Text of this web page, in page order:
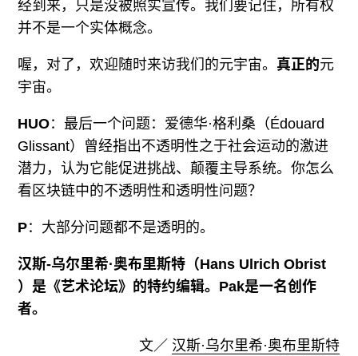
经到来，只是没被照实宣传。我们要记住，所有权
并不是一个实体概念。
喔，对了，欢迎随时来访我们的元宇宙。 真正的元
宇宙。
HUO：最后一个问题：爱德华·格利桑（Édouard
Glissant）曾经指出不透明性之于社会运动的激进
潜力，认为它能促进挑战、颠覆主导系统。你怎么
看区块链中的不透明性和透明性问题？
P：大部分问题都不是透明的。
汉斯-乌尔里希·奥布里斯特（Hans Ulrich Obrist
）是《艺术论坛》的特约编辑。 Pak是一名创作
者。
文／ 汉斯·乌尔里希·奥布里斯特